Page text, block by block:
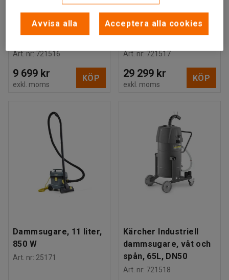
Grovdammsugare, våt
Art. nr:721516
9 699 kr
exkl. moms
KÖP
Grovdammsugare, våt
Art. nr:721517
29 299 kr
exkl. moms
KÖP
Dammsugare, 11 liter,
850 W
Art. nr: 25171
Kärcher Industriell
dammsugare, våt och
spån, 65L, DN50
Art. nr: 721518
Avvisa alla Acceptera alla cookies